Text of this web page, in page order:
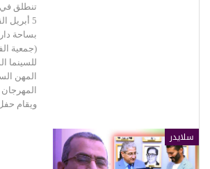
تنطلق
5 أبريل
بساحة
للسينما
المهن
ويقام
سلايدر